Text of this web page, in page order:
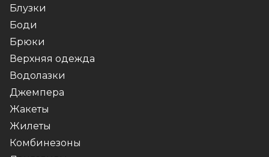
Блузки
Боди
Брюки
Верхняя одежда
Водолазки
Джемпера
Жакеты
Жилеты
Комбинезоны